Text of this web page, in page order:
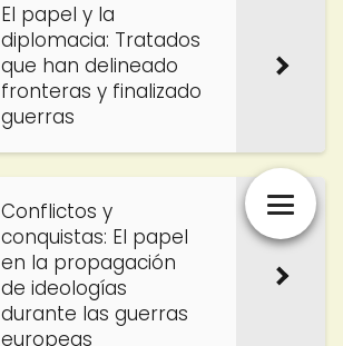
El papel y la
diplomacia: Tratados
que han delineado
fronteras y finalizado
guerras
Conflictos y
conquistas: El papel
en la propagación
de ideologías
durante las guerras
europeas